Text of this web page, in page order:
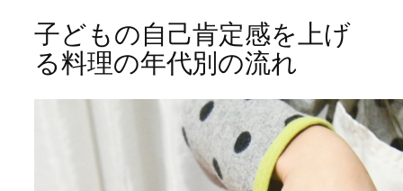
子どもの自己肯定感を上げ
る料理の年代別の流れ